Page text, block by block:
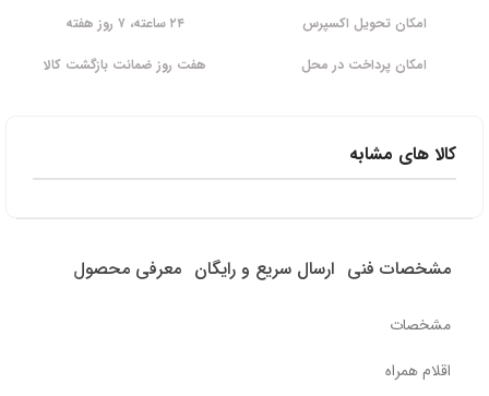
امکان تحویل اکسپرس
۲۴ ساعته، ۷ روز هفته
امکان پرداخت در محل
هفت روز ضمانت بازگشت کالا
کالا های مشابه
مشخصات فنی ارسال سریع و رایگان معرفی محصول
مشخصات
اقلام همراه